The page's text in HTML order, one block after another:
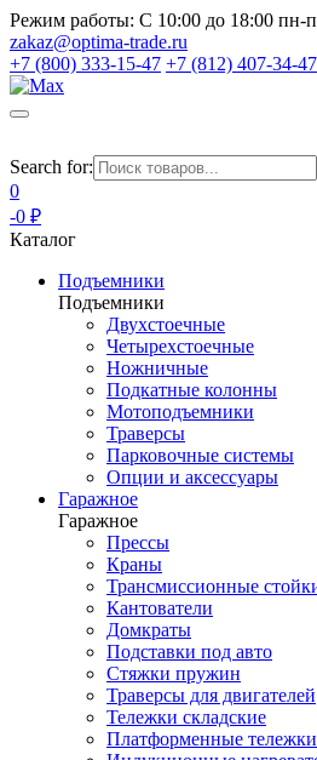
Режим работы: С 10:00 до 18:00 пн-
zakaz@optima-trade.ru
+7 (800) 333-15-47 +7 (812) 407-34-47
Search for:
0
-0 ₽
Каталог
Подъемники
Подъемники
Двухстоечные
Четырехстоечные
Ножничные
Подкатные колонны
Мотоподъемники
Траверсы
Парковочные системы
Опции и аксессуары
Гаражное
Гаражное
Прессы
Краны
Трансмиссионные
Кантователи
Домкраты
Подставки под авто
Стяжки пружин
Траверсы для двигателей
Тележки складские
Платформенные тележки